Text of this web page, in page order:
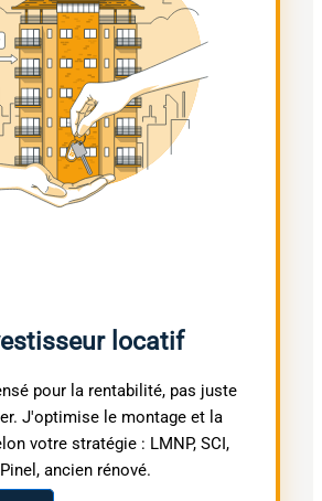
locatif
pour la rentabilité, pas juste
J'optimise le montage et la
votre stratégie : LMNP, SCI,
Pinel, ancien rénové.